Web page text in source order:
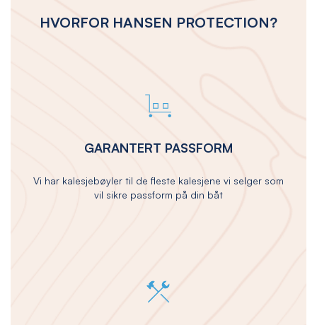
HVORFOR HANSEN PROTECTION?
GARANTERT PASSFORM
Vi har kalesjebøyler til de fleste kalesjene vi selger som
vil sikre passform på din båt